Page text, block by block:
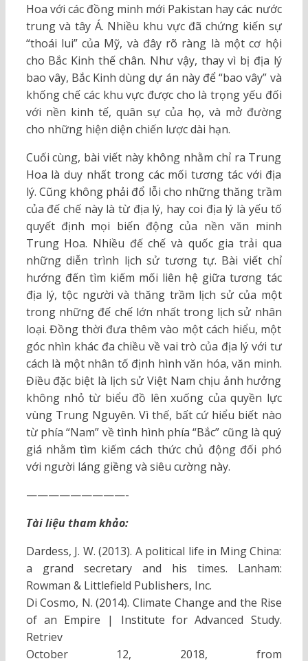
Hoa với các đồng minh mới Pakistan hay các nước
trung và tây Á. Nhiều khu vực đã chứng kiến sự
“thoái lui” của Mỹ, và đây rõ ràng là một cơ hội
cho Bắc Kinh thế chân. Như vậy, thay vì bị địa lý
bao vây, Bắc Kinh dùng dự án này để “bao vây” và
khống chế các khu vực được cho là trọng yếu đối
với nền kinh tế, quân sự của họ, và mở đường
cho những hiện diện chiến lược dài hạn.
Cuối cùng, bài viết này không nhằm chỉ ra Trung
Hoa là duy nhất trong các mối tương tác với địa
lý. Cũng không phải đổ lỗi cho những thăng trầm
của đế chế này là từ địa lý, hay coi địa lý là yếu tố
quyết định mọi biến động của nền văn minh
Trung Hoa. Nhiều đế chế và quốc gia trải qua
những diễn trình lịch sử tương tự. Bài viết chỉ
hướng đến tìm kiếm mối liên hệ giữa tương tác
địa lý, tộc người và thăng trầm lịch sử của một
trong những đế chế lớn nhất trong lịch sử nhân
loại. Đồng thời đưa thêm vào một cách hiểu, một
góc nhìn khác đa chiều về vai trò của địa lý với tư
cách là một nhân tố định hình văn hóa, văn minh.
Điều đặc biệt là lịch sử Việt Nam chịu ảnh hưởng
không nhỏ từ biểu đồ lên xuống của quyền lực
vùng Trung Nguyên. Vì thế, bất cứ hiểu biết nào
từ phía “Nam” về tình hình phía “Bắc” cũng là quý
giá nhằm tìm kiếm cách thức chủ động đối phó
với người láng giềng và siêu cường này.
—————————-
Tài liệu tham khảo:
Dardess, J. W. (2013). A political life in Ming China:
a grand secretary and his times. Lanham:
Rowman & Littlefield Publishers, Inc.
Di Cosmo, N. (2014). Climate Change and the Rise
of an Empire | Institute for Advanced Study.
Retriev
October 12, 2018, from